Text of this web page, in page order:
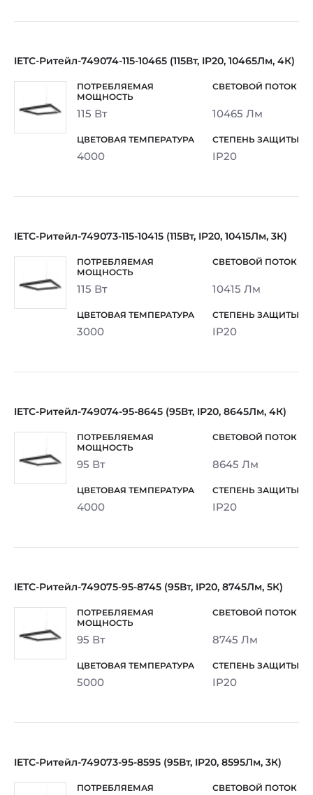
IETC-Ритейл-749074-115-10465 (115Вт, IP20, 10465Лм, 4К)
115 Вт 10465 Лм
4000 IP20
IETC-Ритейл-749073-115-10415 (115Вт, IP20, 10415Лм, 3К)
115 Вт 10415 Лм
3000 IP20
IETC-Ритейл-749074-95-8645 (95Вт, IP20, 8645Лм, 4К)
95 Вт 8645 Лм
4000 IP20
IETC-Ритейл-749075-95-8745 (95Вт, IP20, 8745Лм, 5К)
95 Вт 8745 Лм
5000 IP20
IETC-Ритейл-749073-95-8595 (95Вт, IP20, 8595Лм, 3К)